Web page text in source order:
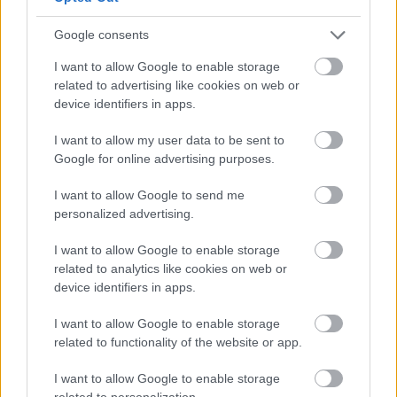
Google consents
I want to allow Google to enable storage
related to advertising like cookies on web or
device identifiers in apps.
I want to allow my user data to be sent to
Google for online advertising purposes.
I want to allow Google to send me
personalized advertising.
I want to allow Google to enable storage
related to analytics like cookies on web or
device identifiers in apps.
I want to allow Google to enable storage
related to functionality of the website or app.
I want to allow Google to enable storage
Φιξ) κάθε Τετάρτη 20.00-21.30 με τον σκηνοθέτη
Μιχάλη Αναστασίου και μια ομάδα στελεχών και
νέων ηθοποιών. Με 60€ το μήνα, μπορείτε να
παρακολουθήσετε όχι μόνο αυτό άλλα και
– μάθετε περισσότερα εδώ και όλες τις
εναλλακτικές πληρωμής του σεμιναρίου στο 210-
9216890.
Αυτοδιαχειριζόμενο Ωδείο
Ένα δωρεάν σεμινάριο για το ντοκιμαντέρ ξεκινά
στο πλαίσιο της λειτουργίας του
Αυτοδιαχειριζόμενου Ωδείου με τον δάσκαλο
φωτογραφίας και σκηνοθέτη Ανδρέα Κατσικούδη.
Το σεμινάριο θα έχει κυρίως πρακτικό χαρακτήρα
με στόχο να ετοιμαστεί ένα ντοκιμαντέρ,